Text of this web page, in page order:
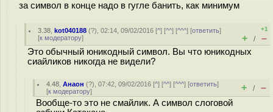
за символ в конце надо в гугле банить, как минимум
3.38 ,kot040188 (?), 02:14, 09/02/2016 [^] [^^] [^^^] [ответить]
[к модератору]
+1
+ / –
Это обычный юникодный символ. Вы что юникодных
сиайликов никогда не видели?
4.48 ,Анаон (?), 07:42, 09/02/2016 [^] [^^] [^^^] [ответить]
[к модератору] + / –
Вообще-то это не смайлик. А символ слоговой